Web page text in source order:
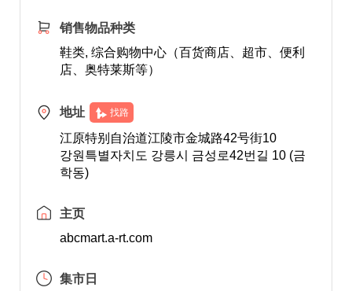
销售物品种类
鞋类, 综合购物中心（百货商店、超市、便利
店、奥特莱斯等）
地址 找路
江原特别自治道江陵市金城路42号街10
강원특별자치도 강릉시 금성로42번길 10 (금
학동)
主页
abcmart.a-rt.com
集市日